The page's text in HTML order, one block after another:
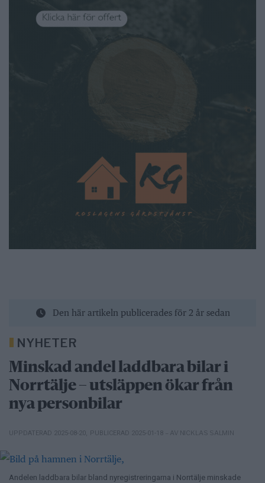
Den här artikeln publicerades för 2 år sedan
NYHETER
Minskad andel laddbara bilar i
Norrtälje – utsläppen ökar från
nya personbilar
UPPDATERAD 2025-08-20 PUBLICERAD 2025-01-18 – AV NICKLAS SALMIN
Andelen laddbara bilar bland nyregistreringarna i Norrtälje minskade